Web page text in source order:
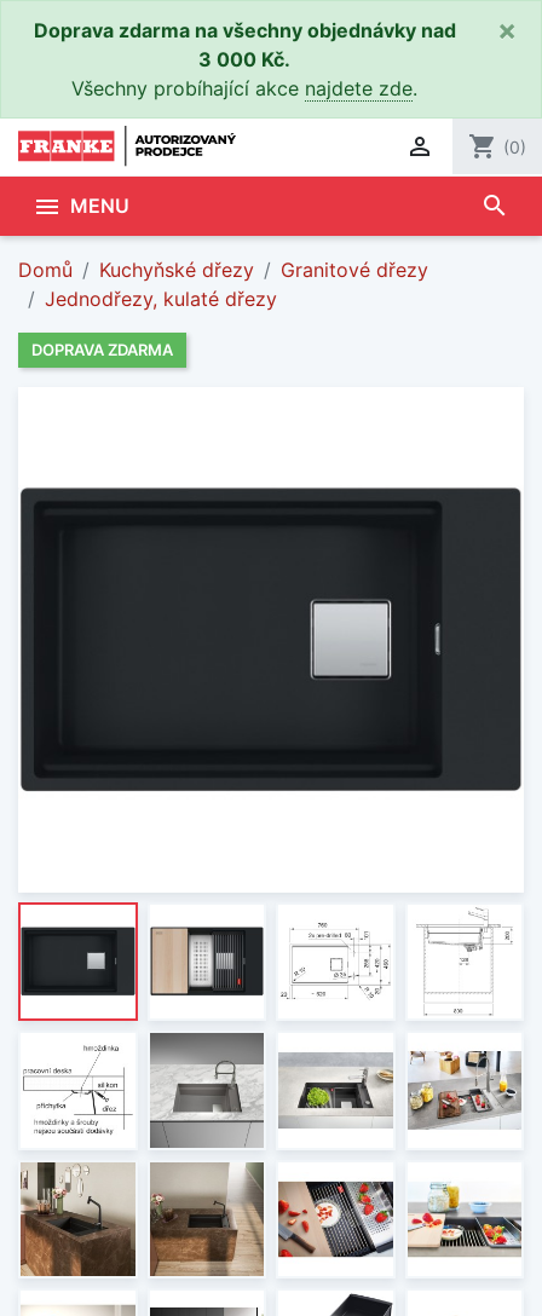
Doprava zdarma na všechny objednávky nad
3 000 Kč.
Všechny probíhající akce najdete zde.
×
 shopping_cart (0)
 MENU search
Domů Kuchyňské dřezy
Granitové dřezy
Jednodřezy, kulaté dřezy
DOPRAVA ZDARMA